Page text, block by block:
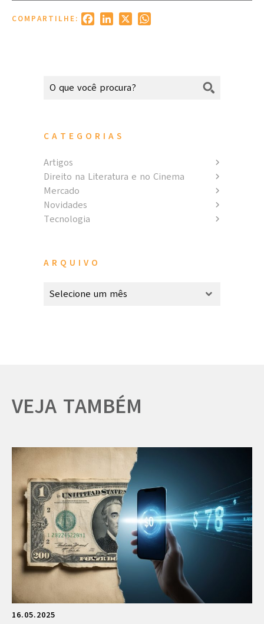
COMPARTILHE: FacebookLinkedIn
CATEGORIAS
Artigos
Direito na Literatura e no Cinema
Mercado
Novidades
Tecnologia
ARQUIVO
VEJA TAMBÉM
16.05.2025